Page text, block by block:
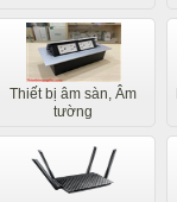
Thiết bị âm sàn, Âm
tường